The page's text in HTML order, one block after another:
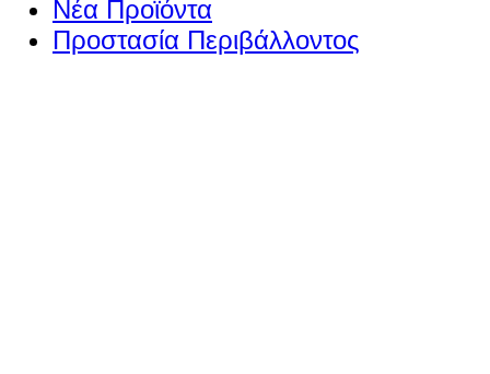
Νέα Προϊόντα
Προστασία Περιβάλλοντος